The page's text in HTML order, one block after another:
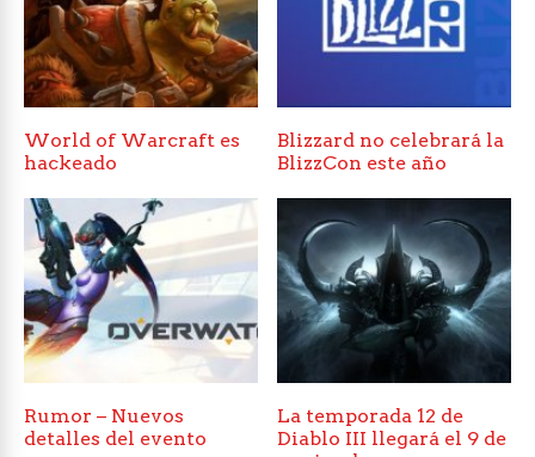
World of Warcraft es
hackeado
Blizzard no celebrará la
BlizzCon este año
Rumor – Nuevos
detalles del evento
La temporada 12 de
Diablo III llegará el 9 de